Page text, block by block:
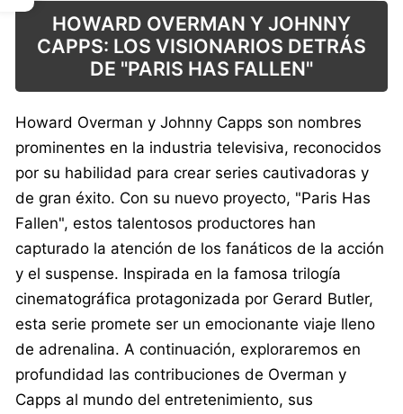
HOWARD OVERMAN Y JOHNNY
CAPPS: LOS VISIONARIOS DETRÁS
DE "PARIS HAS FALLEN"
Howard Overman y Johnny Capps son nombres
prominentes en la industria televisiva, reconocidos
por su habilidad para crear series cautivadoras y
de gran éxito. Con su nuevo proyecto, "Paris Has
Fallen", estos talentosos productores han
capturado la atención de los fanáticos de la acción
y el suspense. Inspirada en la famosa trilogía
cinematográfica protagonizada por Gerard Butler,
esta serie promete ser un emocionante viaje lleno
de adrenalina. A continuación, exploraremos en
profundidad las contribuciones de Overman y
Capps al mundo del entretenimiento, sus